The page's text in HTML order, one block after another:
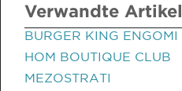
Verwandte Artikel
BURGER KING ENGOMI
HOM BOUTIQUE CLUB
MEZOSTRATI